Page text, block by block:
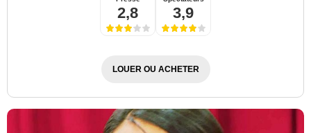
2,8 3,9
LOUER OU ACHETER